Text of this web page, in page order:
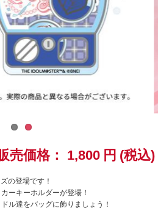
売価格： 1,800 円 (税込)
の登場です！
ーキーホルダーが登場！
ル達をバッグに飾りましょう！